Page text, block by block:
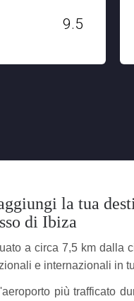
JACKSON
Jan 15, 2020
la tua
di Ibiza
a circa 7,5 km dalla
e internazionali in
più trafficato